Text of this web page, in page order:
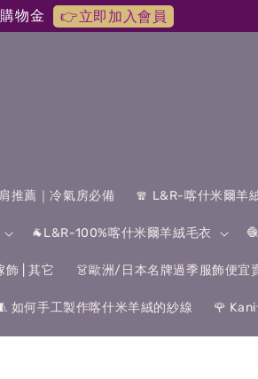
物金 👉立即加入會員
推薦｜冷氣房必備 🧣 L&R-喀什米爾羊
🐐L&R-100%喀什米爾羊絨毛衣
飾 | 其它 👗歐洲/日本名牌過季服飾便宜
如何手工製作喀什米羊絨的紗線 🌹